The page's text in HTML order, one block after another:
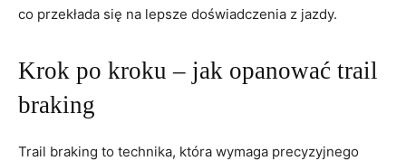
co przekłada się na lepsze doświadczenia z jazdy.
Krok po kroku – jak opanować trail
braking
Trail braking to technika, która wymaga precyzyjnego